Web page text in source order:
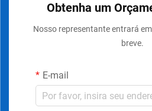
Obtenha um
Nosso representante entrará
breve.
E-mail